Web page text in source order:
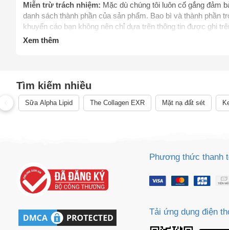
Miễn trừ trách nhiệm: Mặc dù chúng tôi luôn cố gắng đảm
danh sách thành phần của sản phẩm. Bao bì và thành
khuyến cáo bạn không nên chỉ dựa trên thông tin được ghi
khi dùng sản phẩm. Để biết thêm thông tin, vui lòng liên hệ
điều trị, chữa trị, hay phòng ngừa bệnh tật cùng các vấn đề
phẩm.
Xem thêm
Tìm kiếm nhiều
Sữa Alpha Lipid The Collagen EXR Mặt nạ đất sét
Phương thức thanh
Tải ứng dụng điện